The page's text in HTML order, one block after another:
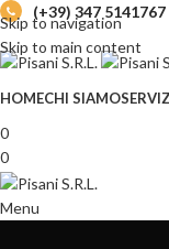
Skip to navigation
Skip to main content
(+39) 347 5141767
HOMECHI SIAMO
0
0
Menu